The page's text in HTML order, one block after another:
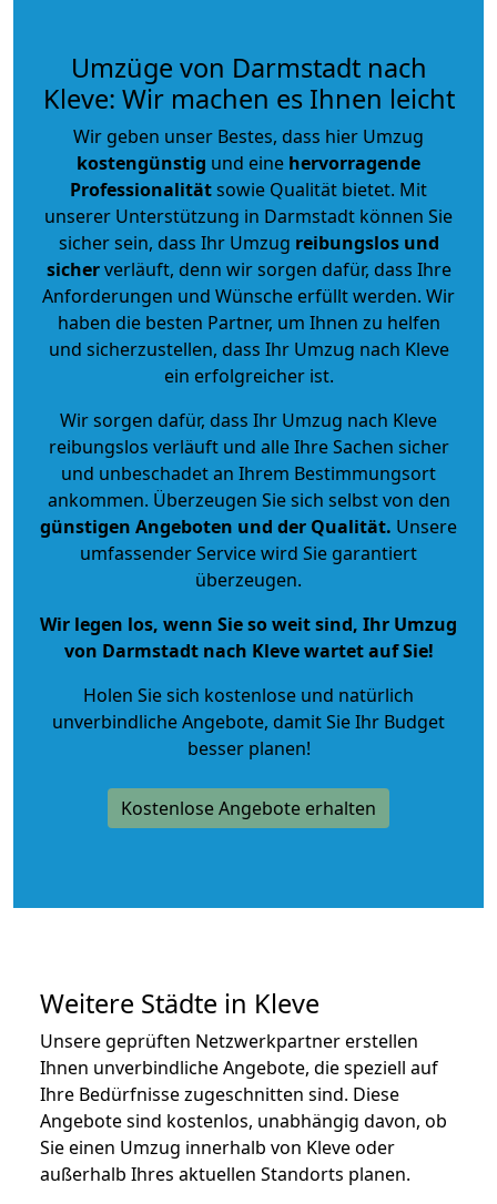
Umzüge von Darmstadt nach
Kleve: Wir machen es Ihnen leicht
Wir geben unser Bestes, dass hier Umzug
kostengünstig und eine hervorragende
Professionalitätsowie Qualität bietet. Mit
unserer Unterstützung in Darmstadt können Sie
sicher sein, dass Ihr Umzug reibungslos und
sicherverläuft, denn wir sorgen dafür, dass Ihre
Anforderungen und Wünsche erfüllt werden. Wir
haben die besten Partner, um Ihnen zu helfen
und sicherzustellen, dass Ihr Umzug nach Kleve
ein erfolgreicher ist.
Wir sorgen dafür, dass Ihr Umzug nach Kleve
reibungslos verläuft und alle Ihre Sachen sicher
und unbeschadet an Ihrem Bestimmungsort
ankommen. Überzeugen Sie sich selbst von den
günstigen Angeboten und der Qualität. Unsere
umfassender Service wird Sie garantiert
überzeugen.
Wir legen los, wenn Sie so weit sind, Ihr Umzug
von Darmstadt nach Kleve wartet auf Sie!
Holen Sie sich kostenlose und natürlich
unverbindliche Angebote, damit Sie Ihr Budget
besser planen!
Kostenlose Angebote erhalten
Weitere Städte in Kleve
Unsere geprüften Netzwerkpartner erstellen
Ihnen unverbindliche Angebote, die speziell auf
Ihre Bedürfnisse zugeschnitten sind. Diese
Angebote sind kostenlos, unabhängig davon, ob
Sie einen Umzug innerhalb von Kleve oder
außerhalb Ihres aktuellen Standorts planen.